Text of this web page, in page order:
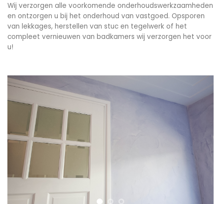
Wij verzorgen alle voorkomende onderhoudswerkzaamheden
en ontzorgen u bij het onderhoud van vastgoed. Opsporen
van lekkages, herstellen van stuc en tegelwerk of het
compleet vernieuwen van badkamers wij verzorgen het voor
u!